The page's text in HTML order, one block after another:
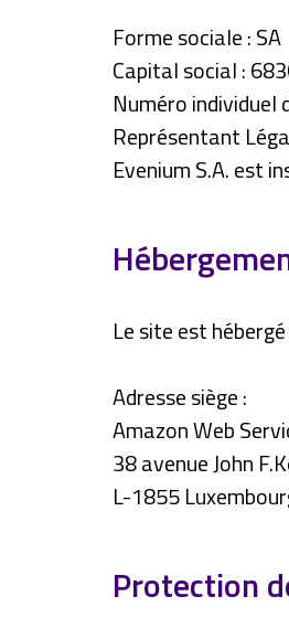
Forme sociale : SA
Capital social :
Numéro
Représentant
Evenium S.A. est
Le site est
Adresse siège :
Amazon Web
38 avenue John
L-1855
Protection